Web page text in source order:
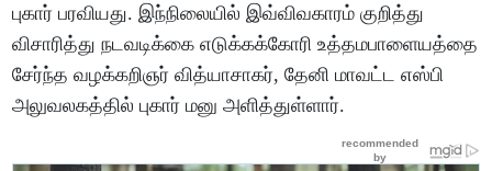
புகார் பரவியது. இந்நிலையில் இவ்விவகாரம் குறித்து
விசாரித்து நடவடிக்கை எடுக்கக்கோரி உத்தமபாளையத்தை
சேர்ந்த வழக்கறிஞர் வித்யாசாகர், தேனி மாவட்ட எஸ்பி
அலுவலகத்தில் புகார் மனு அளித்துள்ளார்.